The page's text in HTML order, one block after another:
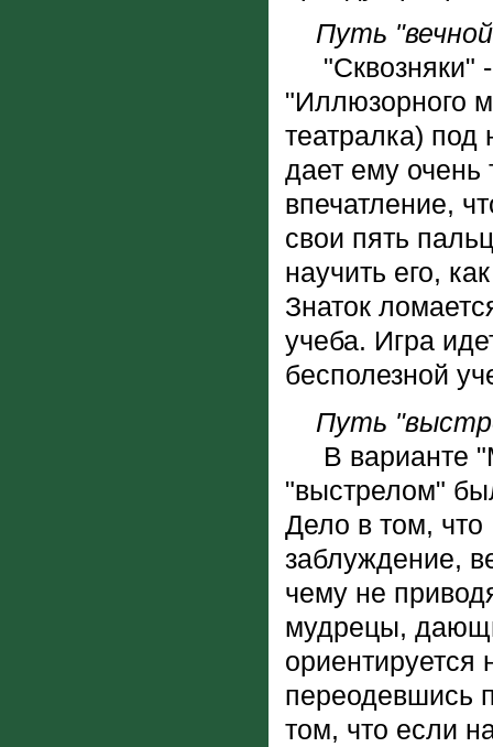
Путь
"Сквозняки" -
"Иллюзорного
театралка) под
дает ему очень
впечатление,
свои пять
научить его,
Знаток
учеба. Игра
бесполезной
Путь
В варианте
"выстрелом"
Дело в том,
заблуждение,
чему не
мудрецы,
переодевшись
том, что если